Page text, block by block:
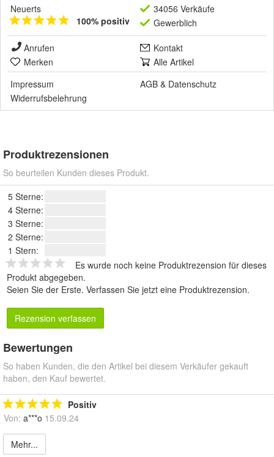
Neuerts
100% positiv
34056 Verkäufe
Gewerblich
Anrufen
Kontakt
Merken
Alle Artikel
Impressum
AGB & Datenschutz
Widerrufsbelehrung
Produktrezensionen
So beurteilen Kunden dieses Produkt.
5 Sterne:
4 Sterne:
3 Sterne:
2 Sterne:
1 Stern:
Es wurde noch keine Produktrezension für dieses
Produkt abgegeben.
Seien Sie der Erste. Verfassen Sie jetzt eine Produktrezension.
Rezension verfassen
Bewertungen
So haben Kunden, die den Artikel bei diesem Verkäufer gekauft
haben, den Kauf bewertet.
Positiv
Von: a***o 15.09.24
Mehr...